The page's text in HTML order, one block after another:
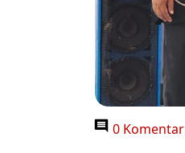
0 Komentar